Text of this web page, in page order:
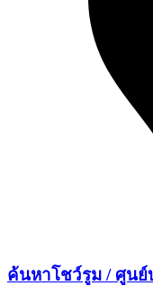
ค้นหาโชว์รูม / ศูนย์